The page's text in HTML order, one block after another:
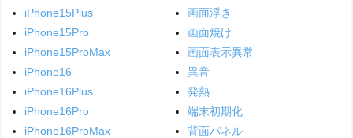
iPhone15Plus
iPhone15Pro
iPhone15ProMax
iPhone16
iPhone16Plus
iPhone16Pro
iPhone16ProMax
画面浮き
画面焼け
画面表示異常
異音
発熱
端末初期化
背面パネル